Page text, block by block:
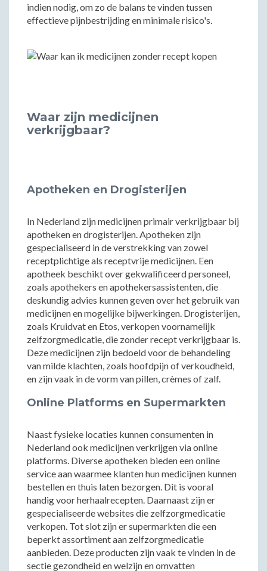
indien nodig, om zo de balans te vinden tussen
effectieve pijnbestrijding en minimale risico's.
Waar zijn medicijnen
verkrijgbaar?
Apotheken en Drogisterijen
In Nederland zijn medicijnen primair verkrijgbaar bij
apotheken en drogisterijen. Apotheken zijn
gespecialiseerd in de verstrekking van zowel
receptplichtige als receptvrije medicijnen. Een
apotheek beschikt over gekwalificeerd personeel,
zoals apothekers en apothekersassistenten, die
deskundig advies kunnen geven over het gebruik van
medicijnen en mogelijke bijwerkingen. Drogisterijen,
zoals Kruidvat en Etos, verkopen voornamelijk
zelfzorgmedicatie, die zonder recept verkrijgbaar is.
Deze medicijnen zijn bedoeld voor de behandeling
van milde klachten, zoals hoofdpijn of verkoudheid,
en zijn vaak in de vorm van pillen, crèmes of zalf.
Online Platforms en Supermarkten
Naast fysieke locaties kunnen consumenten in
Nederland ook medicijnen verkrijgen via online
platforms. Diverse apotheken bieden een online
service aan waarmee klanten hun medicijnen kunnen
bestellen en thuis laten bezorgen. Dit is vooral
handig voor herhaalrecepten. Daarnaast zijn er
gespecialiseerde websites die zelfzorgmedicatie
verkopen. Tot slot zijn er supermarkten die een
beperkt assortiment aan zelfzorgmedicatie
aanbieden. Deze producten zijn vaak te vinden in de
sectie gezondheid en welzijn en omvatten